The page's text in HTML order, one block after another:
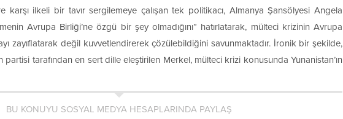
karşı ilkeli bir tavır sergilemeye çalışan tek politikacı, Almanya Şansölyesi Angela
Avrupa Birliği’ne özgü bir şey olmadığını” hatırlatarak, mülteci krizinin Avrupa
zayıflatarak değil kuvvetlendirerek çözülebildiğini savunmaktadır. İronik bir şekilde,
tarafından en sert dille eleştirilen Merkel, mülteci krizi konusunda Yunanistan’ın
BU KONUYU SOSYAL MEDYA HESAPLARINDA PAYLAŞ